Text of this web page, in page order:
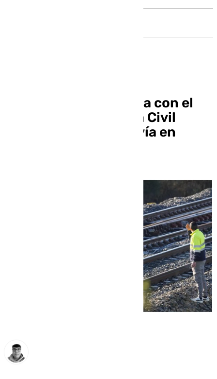
¿Por qué Adif discrepa con el
informe de la Guardia Civil
sobre la rotura de la vía en